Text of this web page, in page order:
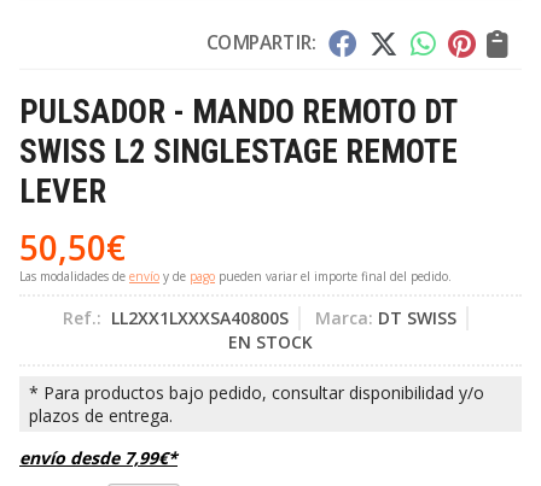
COMPARTIR:
PULSADOR - MANDO REMOTO DT
SWISS L2 SINGLESTAGE REMOTE
LEVER
50,50€
Las modalidades de envío y de pago pueden variar el importe final del pedido.
Ref.: LL2XX1LXXXSA40800S Marca: DT SWISS
EN STOCK
envío desde 7,99€*